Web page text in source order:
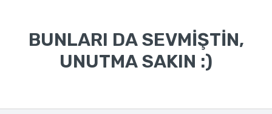
BUNLARI DA SEVMİŞTİN,
UNUTMA SAKIN :)